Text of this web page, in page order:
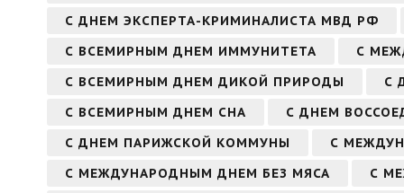
С ДНЕМ ЭКСПЕРТА-КРИМИНАЛИСТА МВД РФ
С ВСЕМИРНЫМ ДНЕМ ИММУНИТЕТА
С
С ВСЕМИРНЫМ ДНЕМ ДИКОЙ ПРИРОДЫ
С
С ВСЕМИРНЫМ ДНЕМ СНА
С ДНЕМ
С ДНЕМ ПАРИЖСКОЙ КОММУНЫ
С
С МЕЖДУНАРОДНЫМ ДНЕМ БЕЗ МЯСА
С